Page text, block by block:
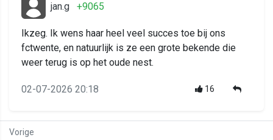
jan.g +9065
Ikzeg. Ik wens haar heel veel succes toe bij ons
fctwente, en natuurlijk is ze een grote bekende die
weer terug is op het oude nest.
02-07-2026 20:18 16
Vorige